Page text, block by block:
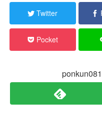
Twitter
Pocket